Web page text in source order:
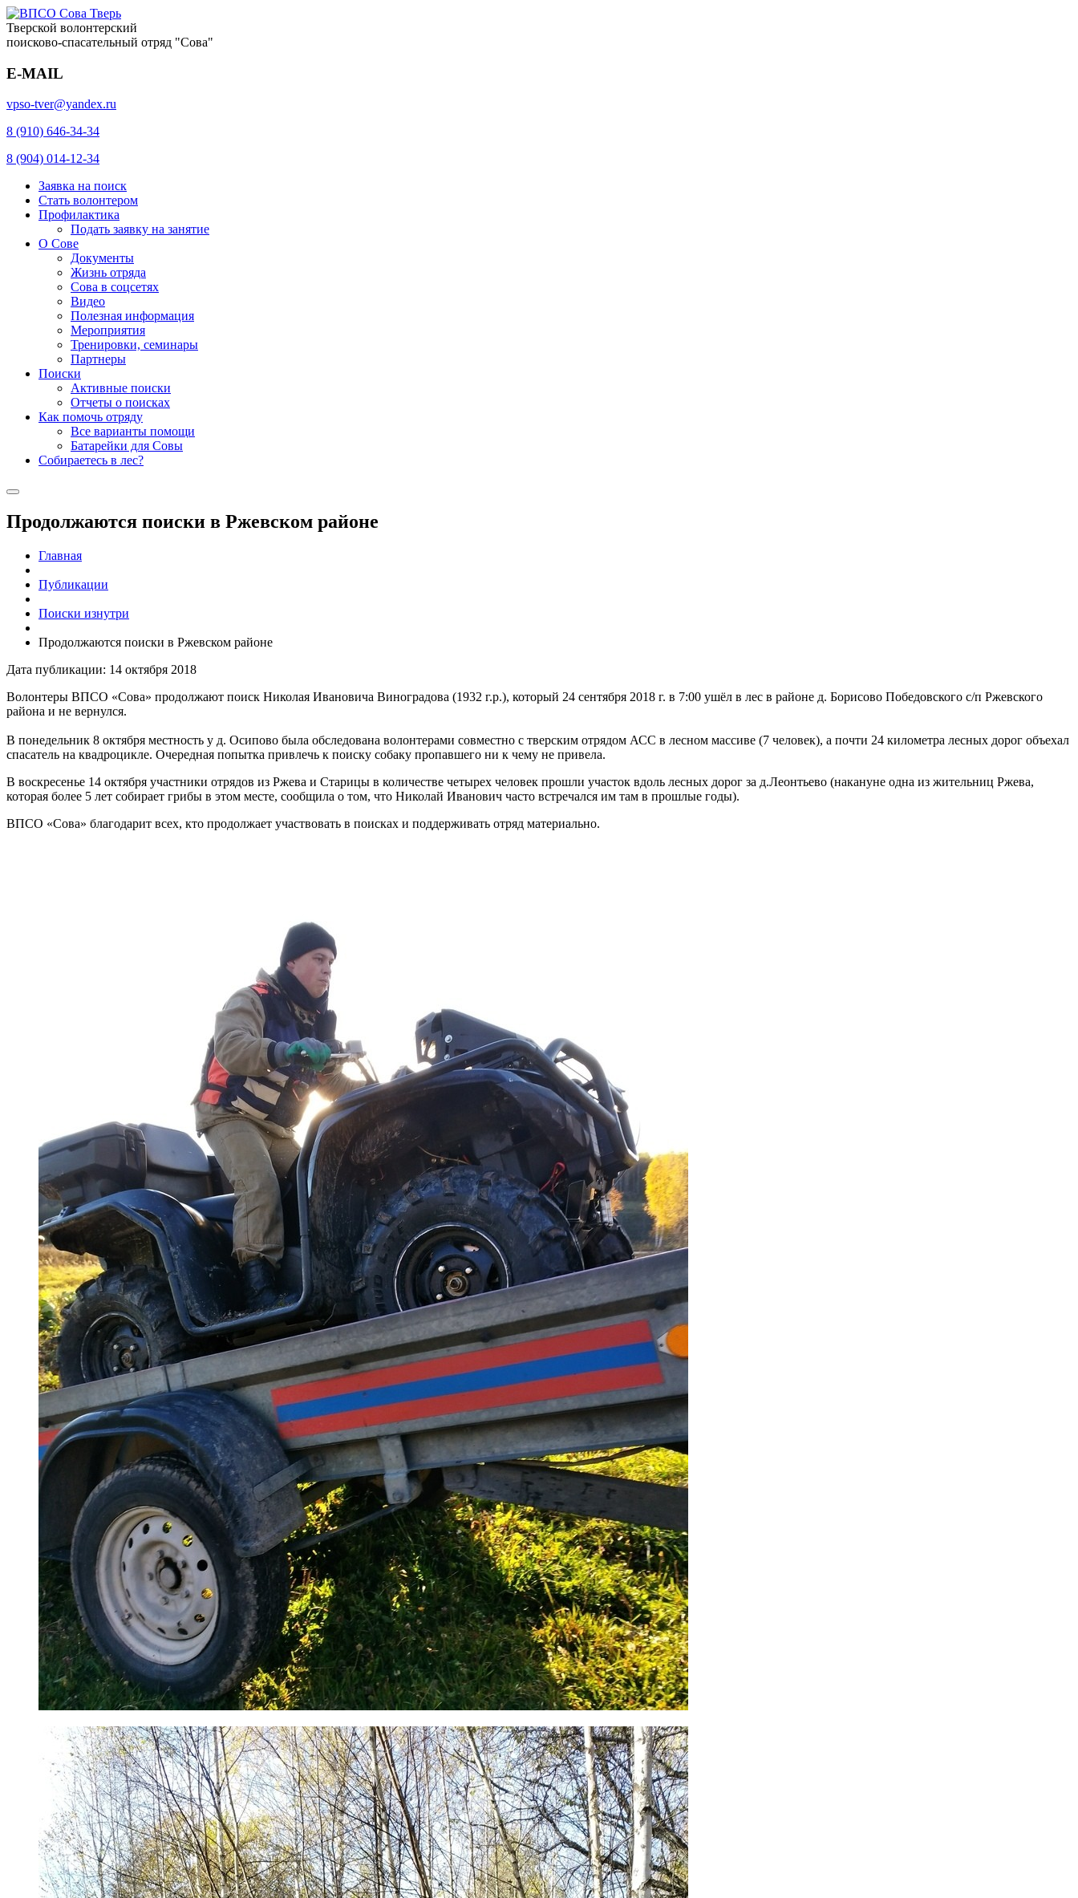
Тверской волонтерский
поисково-спасательный отряд "Сова"
E-MAIL
vpso-tver@yandex.ru
8 (910) 646-34-34
8 (904) 014-12-34
Заявка на поиск
Стать волонтером
Профилактика
Подать заявку на занятие
О Сове
Документы
Жизнь отряда
Сова в соцсетях
Видео
Полезная информация
Мероприятия
Тренировки, семинары
Партнеры
Поиски
Активные поиски
Отчеты о поисках
Как помочь отряду
Все варианты помощи
Батарейки для Совы
Собираетесь в лес?
Продолжаются поиски в Ржевском районе
Главная
Публикации
Поиски изнутри
Продолжаются поиски в Ржевском районе
Дата публикации: 14 октября 2018
Волонтеры ВПСО «Сова» продолжают поиск Николая Ивановича Виноградова (1932 г.р.), который 24 сентября 2018 г. в 7:00 ушёл в лес в районе д. Борисово Победовского с/п Ржевского
района и не вернулся.
В понедельник 8 октября местность у д. Осипово была обследована волонтерами совместно с тверским отрядом АСС в лесном массиве (7 человек), а почти 24 километра лесных дорог объехал
спасатель на квадроцикле. Очередная попытка привлечь к поиску собаку пропавшего ни к чему не привела.
В воскресенье 14 октября участники отрядов из Ржева и Старицы в количестве четырех человек прошли участок вдоль лесных дорог за д.Леонтьево (накануне одна из жительниц Ржева,
которая более 5 лет собирает грибы в этом месте, сообщила о том, что Николай Иванович часто встречался им там в прошлые годы).
ВПСО «Сова» благодарит всех, кто продолжает участвовать в поисках и поддерживать отряд материально.